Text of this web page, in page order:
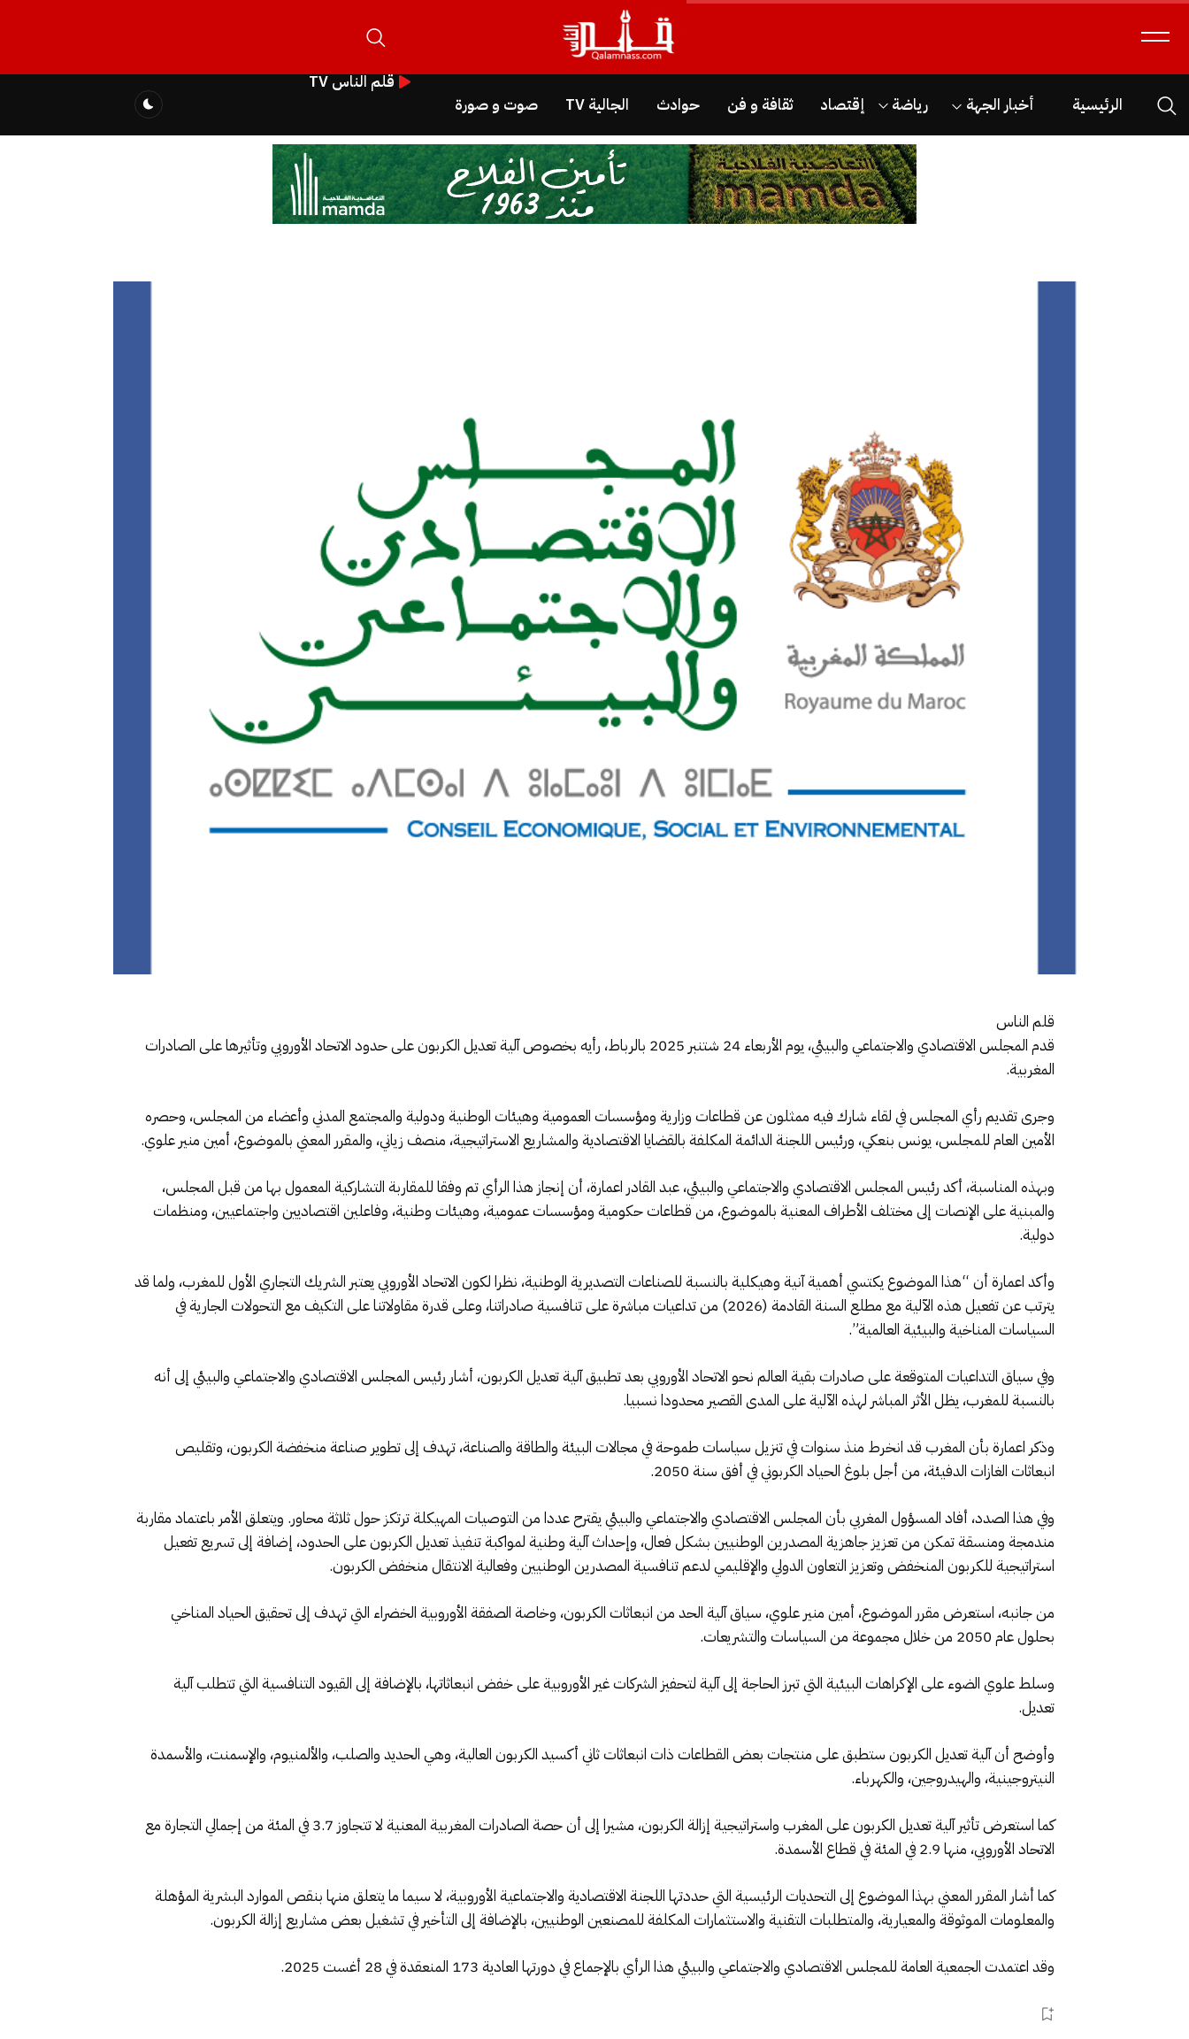
الرئيسية أخبار الجهة رياضة إقتصاد ثقافة و فن حوادث الجالية TV صوت و صورة
قلم الناس TV
قلم الناس
قدم المجلس الاقتصادي والاجتماعي والبيئي، يوم الأربعاء 24 شتنبر 2025 بالرباط، رأيه بخصوص آلية تعديل الكربون على حدود الاتحاد الأوروبي وتأثيرها على الصادرات
المغربية.
وجرى تقديم رأي المجلس في لقاء شارك فيه ممثلون عن قطاعات وزارية ومؤسسات العمومية وهيئات الوطنية ودولية والمجتمع المدني وأعضاء من المجلس، وحصره
الأمين العام للمجلس، يونس بنعكي، ورئيس اللجنة الدائمة المكلفة بالقضايا الاقتصادية والمشاريع الاستراتيجية، منصف زياني، والمقرر المعني بالموضوع، أمين منير علوي.
وبهذه المناسبة، أكد رئيس المجلس الاقتصادي والاجتماعي والبيئي، عبد القادر اعمارة، أن إنجاز هذا الرأي تم وفقا للمقاربة التشاركية المعمول بها من قبل المجلس،
والمبنية على الإنصات إلى مختلف الأطراف المعنية بالموضوع، من قطاعات حكومية ومؤسسات عمومية، وهيئات وطنية، وفاعلين اقتصاديين واجتماعيين، ومنظمات
دولية.
وأكد اعمارة أن “هذا الموضوع يكتسي أهمية آنية وهيكلية بالنسبة للصناعات التصديرية الوطنية، نظرا لكون الاتحاد الأوروبي يعتبر الشريك التجاري الأول للمغرب، ولما قد
يترتب عن تفعيل هذه الآلية مع مطلع السنة القادمة (2026) من تداعيات مباشرة على تنافسية صادراتنا، وعلى قدرة مقاولاتنا على التكيف مع التحولات الجارية في
السياسات المناخية والبيئية العالمية”.
وفي سياق التداعيات المتوقعة على صادرات بقية العالم نحو الاتحاد الأوروبي بعد تطبيق آلية تعديل الكربون، أشار رئيس المجلس الاقتصادي والاجتماعي والبيئي إلى أنه
بالنسبة للمغرب، يظل الأثر المباشر لهذه الآلية على المدى القصير محدودا نسبيا.
وذكر اعمارة بأن المغرب قد انخرط منذ سنوات في تنزيل سياسات طموحة في مجالات البيئة والطاقة والصناعة، تهدف إلى تطوير صناعة منخفضة الكربون، وتقليص
انبعاثات الغازات الدفيئة، من أجل بلوغ الحياد الكربوني في أفق سنة 2050.
وفي هذا الصدد، أفاد المسؤول المغربي بأن المجلس الاقتصادي والاجتماعي والبيئي يقترح عددا من التوصيات المهيكلة ترتكز حول ثلاثة محاور. ويتعلق الأمر باعتماد مقاربة
مندمجة ومنسقة تمكن من تعزيز جاهزية المصدرين الوطنيين بشكل فعال، وإحداث آلية وطنية لمواكبة تنفيذ تعديل الكربون على الحدود، إضافة إلى تسريع تفعيل
استراتيجية للكربون المنخفض وتعزيز التعاون الدولي والإقليمي لدعم تنافسية المصدرين الوطنيين وفعالية الانتقال منخفض الكربون.
من جانبه، استعرض مقرر الموضوع، أمين منير علوي، سياق آلية الحد من انبعاثات الكربون، وخاصة الصفقة الأوروبية الخضراء التي تهدف إلى تحقيق الحياد المناخي
بحلول عام 2050 من خلال مجموعة من السياسات والتشريعات.
وسلط علوي الضوء على الإكراهات البيئية التي تبرز الحاجة إلى آلية لتحفيز الشركات غير الأوروبية على خفض انبعاثاتها، بالإضافة إلى القيود التنافسية التي تتطلب آلية
تعديل.
وأوضح أن آلية تعديل الكربون ستطبق على منتجات بعض القطاعات ذات انبعاثات ثاني أكسيد الكربون العالية، وهي الحديد والصلب، والألمنيوم، والإسمنت، والأسمدة
النيتروجينية، والهيدروجين، والكهرباء.
كما استعرض تأثير آلية تعديل الكربون على المغرب واستراتيجية إزالة الكربون، مشيرا إلى أن حصة الصادرات المغربية المعنية لا تتجاوز 3.7 في المئة من إجمالي التجارة مع
الاتحاد الأوروبي، منها 2.9 في المئة في قطاع الأسمدة.
كما أشار المقرر المعني بهذا الموضوع إلى التحديات الرئيسية التي حددتها اللجنة الاقتصادية والاجتماعية الأوروبية، لا سيما ما يتعلق منها بنقص الموارد البشرية المؤهلة
والمعلومات الموثوقة والمعيارية، والمتطلبات التقنية والاستثمارات المكلفة للمصنعين الوطنيين، بالإضافة إلى التأخير في تشغيل بعض مشاريع إزالة الكربون.
وقد اعتمدت الجمعية العامة للمجلس الاقتصادي والاجتماعي والبيئي هذا الرأي بالإجماع في دورتها العادية 173 المنعقدة في 28 أغست 2025.